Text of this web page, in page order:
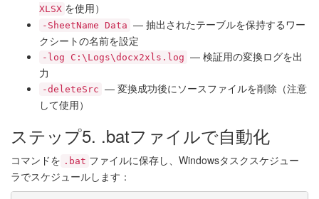
XLSX を使用）
-SheetName Data — 抽出されたテーブルを保持するワー
クシートの名前を設定
-log C:\Logs\docx2xls.log — 検証用の変換ログを出
力
-deleteSrc — 変換成功後にソースファイルを削除（注意
して使用）
ステップ5. .batファイルで自動化
コマンドを .bat ファイルに保存し、Windowsタスクスケジュー
ラでスケジュールします：